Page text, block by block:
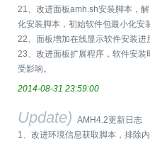
21、改进面板amh.sh安装脚本，
化安装脚本，初始软件包最小化安
22、面板增加在线显示软件安装进
23、改进面板扩展程序，软件安
受影响。
2014-08-31 23:59:00
Update) AMH4.2更新日志
1、改进环境信息获取脚本，排除内